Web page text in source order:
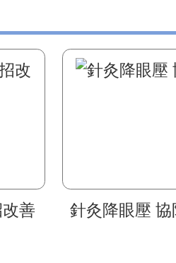
善
針灸降眼壓 協